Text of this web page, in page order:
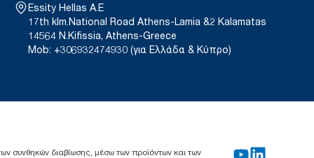
Essity Hellas A.E
17th klm.National Road Athens-Lamia &2 Kalamatas
14564 N.Kifissia, Athens-Greece
Mob: +306932474930 (για Ελλάδα & Κύπρο)
συνθηκών διαβίωσης, μέσω των προϊόντων και των